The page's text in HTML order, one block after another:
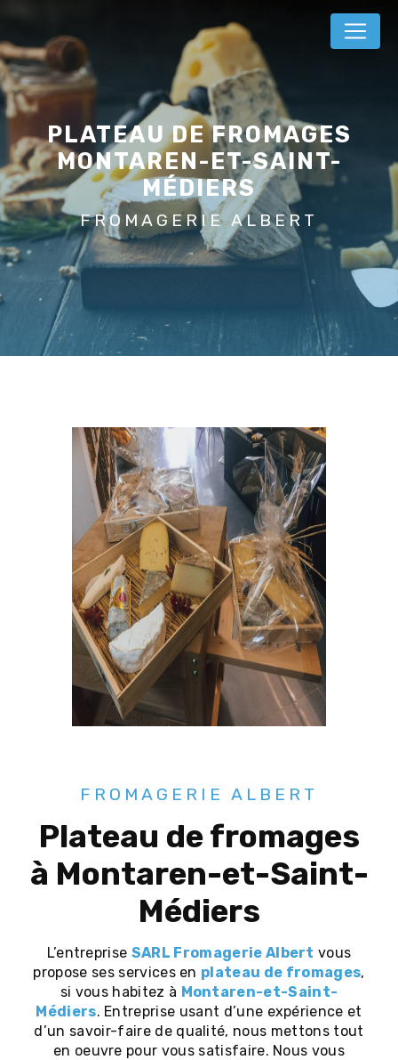
PLATEAU DE FROMAGES
MONTAREN-ET-SAINT-
MÉDIERS
FROMAGERIE ALBERT
FROMAGERIE ALBERT
plateau de fromages
à Montaren-et-Saint-
Médiers
L’entreprise SARL Fromagerie Albert vous
propose ses services en plateau de fromages,
si vous habitez à Montaren-et-Saint-
Médiers. Entreprise usant d’une expérience et
d’un savoir-faire de qualité, nous mettons tout
en oeuvre pour vous satisfaire. Nous vous